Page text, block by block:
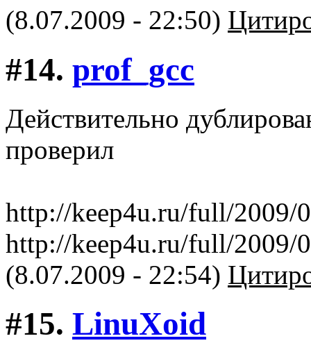
(8.07.2009 - 22:50)
#14. prof_gcc
Действительно
проверил
http://keep4u.ru/full/2009/
http://keep4u.ru/full/2009/
(8.07.2009 - 22:54)
#15. LinuXоid